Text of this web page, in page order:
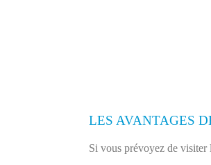
LES AVANTAGES
Si vous prévoyez de visiter l